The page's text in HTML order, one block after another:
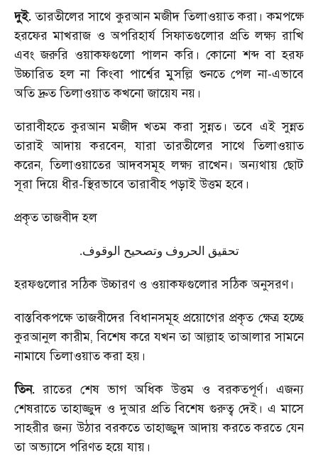
দুই. তারতীলের সাথে কুরআন মজীদ তিলাওয়াত করা। কমপক্ষে
হরফের মাখরাজ ও অপরিহার্য সিফাতগুলোর প্রতি লক্ষ্য রাখি
এবং জরুরি ওয়াকফগুলো পালন করি। কোনো শব্দ বা হরফ
উচ্চারিত হল না কিংবা পার্শ্বের মুসল্লি শুনতে পেল না-এভাবে
অতি দ্রুত তিলাওয়াত কখনো জায়েয নয়।
তারাবীহতে কুরআন মজীদ খতম করা সুন্নত। তবে এই সুন্নত
তারাই আদায় করবেন, যারা তারতীলের সাথে তিলাওয়াত
করেন, তিলাওয়াতের আদবসমূহ লক্ষ্য রাখেন। অন্যথায় ছোট
সূরা দিয়ে ধীর-স্থিরভাবে তারাবীহ পড়াই উত্তম হবে।
প্রকৃত তাজবীদ হল
تحقيق الحروف وتصحيح الوقوف.
হরফগুলোর সঠিক উচ্চারণ ও ওয়াকফগুলোর সঠিক অনুসরণ।
বাস্তবিকপক্ষে তাজবীদের বিধানসমূহ প্রয়োগের প্রকৃত ক্ষেত্র হচ্ছে
কুরআনুল কারীম, বিশেষ করে যখন তা আল্লাহ তাআলার সামনে
নামাযে তিলাওয়াত করা হয়।
তিন. রাতের শেষ ভাগ অধিক উত্তম ও বরকতপূর্ণ। এজন্য
শেষরাতে তাহাজ্জুদ ও দুআর প্রতি বিশেষ গুরুত্ব দেই। এ মাসে
সাহরীর জন্য উঠার বরকতে তাহাজ্জুদ আদায় করতে করতে যেন
তা অভ্যাসে পরিণত হয়ে যায়।